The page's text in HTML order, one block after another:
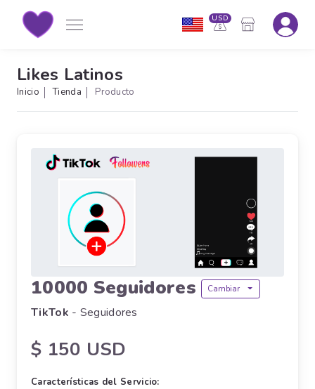
USD
Likes Latinos
Inicio Tienda Producto
10000 Seguidores Cambiar
TikTok - Seguidores
$ 150 USD
Características del Servicio: